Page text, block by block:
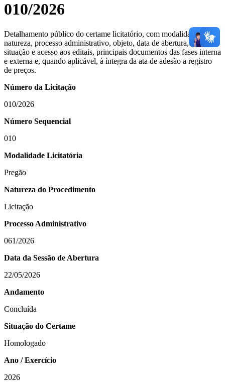
010/2026
Detalhamento público do certame licitatório, com modalidade,
natureza, processo administrativo, objeto, data de abertura, valores,
situação e acesso aos editais, principais documentos das fases interna
e externa e, quando aplicável, à íntegra da ata de adesão a registro
de preços.
Número da Licitação
010/2026
Número Sequencial
010
Modalidade Licitatória
Pregão
Natureza do Procedimento
Licitação
Processo Administrativo
061/2026
Data da Sessão de Abertura
22/05/2026
Andamento
Concluída
Situação do Certame
Homologado
Ano / Exercício
2026